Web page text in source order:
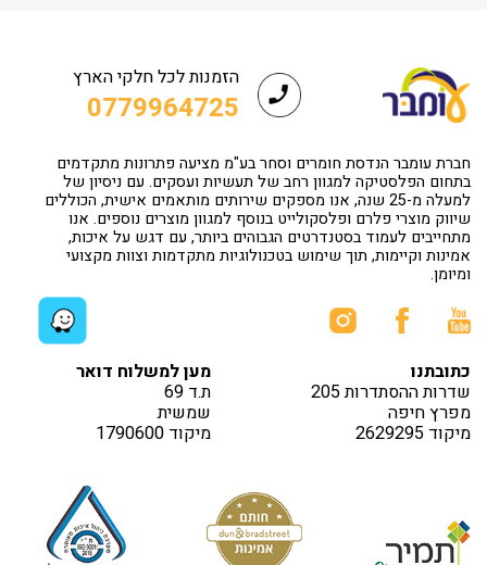
הזמנות לכל חלקי הארץ
0779964725
חברת עומבר הנדסת חומרים וסחר בע"מ מציעה פתרונות מתקדמים
בתחום הפלסטיקה למגוון רחב של תעשיות ועסקים. עם ניסיון של
למעלה מ-25 שנה, אנו מספקים שירותים מותאמים אישית, הכוללים
שיווק מוצרי פלרם ופלסקולייט בנוסף למגוון מוצרים נוספים. אנו
מתחייבים לעמוד בסטנדרטים הגבוהים ביותר, עם דגש על איכות,
אמינות וקיימות, תוך שימוש בטכנולוגיות מתקדמות וצוות מקצועי
ומיומן.
כתובתנו
שדרות ההסתדרות 205
מפרץ חיפה
מיקוד 2629295
מען למשלוח דואר
ת.ד 69
שמשית
מיקוד 1790600